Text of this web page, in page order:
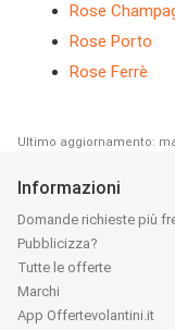
Rose
Rose Porto
Rose Ferrè
Ultimo aggiornamento:
Informazioni
Domande richieste più
Pubblicizza?
Tutte le offerte
Marchi
App Offertevolantini.it